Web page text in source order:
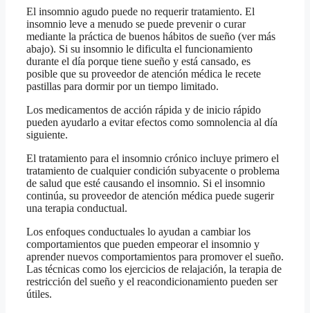
El insomnio agudo puede no requerir tratamiento. El
insomnio leve a menudo se puede prevenir o curar
mediante la práctica de buenos hábitos de sueño (ver más
abajo). Si su insomnio le dificulta el funcionamiento
durante el día porque tiene sueño y está cansado, es
posible que su proveedor de atención médica le recete
pastillas para dormir por un tiempo limitado.
Los medicamentos de acción rápida y de inicio rápido
pueden ayudarlo a evitar efectos como somnolencia al día
siguiente.
El tratamiento para el insomnio crónico incluye primero el
tratamiento de cualquier condición subyacente o problema
de salud que esté causando el insomnio. Si el insomnio
continúa, su proveedor de atención médica puede sugerir
una terapia conductual.
Los enfoques conductuales lo ayudan a cambiar los
comportamientos que pueden empeorar el insomnio y
aprender nuevos comportamientos para promover el sueño.
Las técnicas como los ejercicios de relajación, la terapia de
restricción del sueño y el reacondicionamiento pueden ser
útiles.